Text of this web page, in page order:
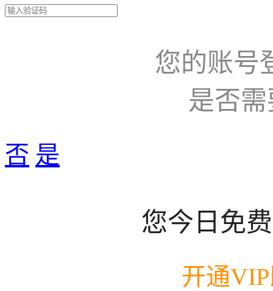
您的账号
是否
否 是
您今日免
开通